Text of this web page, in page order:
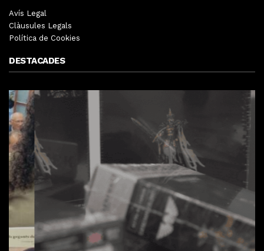
Avís Legal
Clàusules Legals
Política de Cookies
DESTACADES